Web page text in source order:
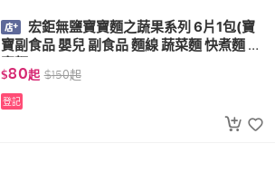
宏鉅無鹽寶寶麵之蔬果系列 6片1包(寶
寶副食品 嬰兒 副食品 麵線 蔬菜麵 快煮麵 寶
寶麵)
$80起 $150起
登記